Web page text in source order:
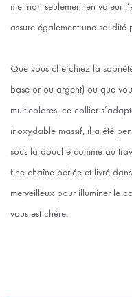
met non seulement en valeur
assure également une solidité
Que vous cherchiez la
base or ou argent) ou que
multicolores, ce collier
inoxydable massif, il a été
sous la douche comme au
fine chaîne perlée et livré
merveilleux pour illuminer le
vous est chère.